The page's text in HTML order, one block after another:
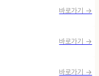
바로가기 →
바로가기 →
바로가기 →